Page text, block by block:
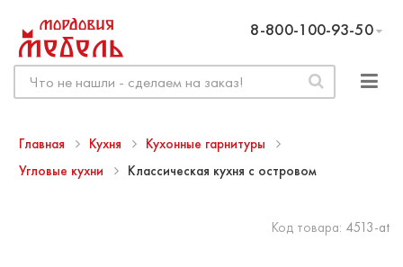
8-800-100-93-50
Главная Кухня
Кухонные гарнитуры
Угловые кухни
Классическая кухня с островом
Код товара: 4513-at